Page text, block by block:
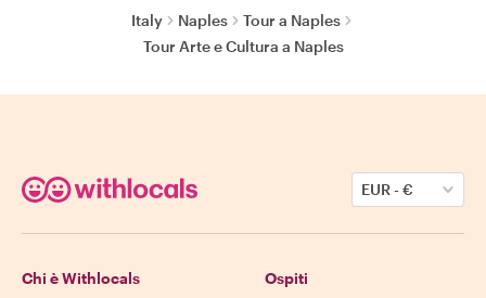
Italy Naples
Tour a Naples
Tour Arte e Cultura a Naples
EUR-€
Chi è Withlocals Ospiti